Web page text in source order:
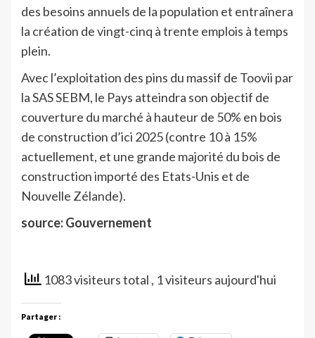
des besoins annuels de la population et entraînera
la création de vingt-cinq à trente emplois à temps
plein.
Avec l’exploitation des pins du massif de Toovii par
la SAS SEBM, le Pays atteindra son objectif de
couverture du marché à hauteur de 50% en bois
de construction d’ici 2025 (contre 10 à 15%
actuellement, et une grande majorité du bois de
construction importé des Etats-Unis et de
Nouvelle Zélande).
source: Gouvernement
1083 visiteurs total , 1 visiteurs aujourd'hui
Partager :